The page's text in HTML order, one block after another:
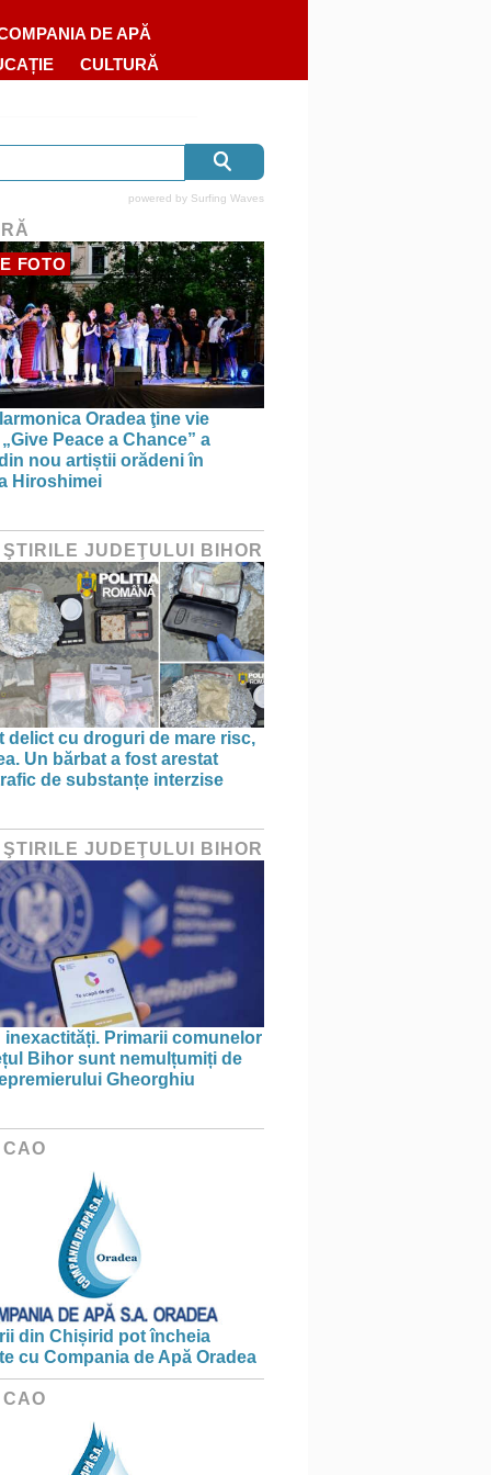
DE APĂ
CULTURĂ
powered by Surfing Waves
FOTO
Oradea ţine vie
Peace a Chance” a
nou artiștii orădeni în
Hiroshimei
JUDEŢULUI BIHOR
delict cu droguri de mare risc,
Un bărbat a fost arestat
de substanțe interzise
JUDEŢULUI BIHOR
inexactități. Primarii comunelor
Bihor sunt nemulțumiți de
Gheorghiu
din Chișirid pot încheia
cu Compania de Apă Oradea